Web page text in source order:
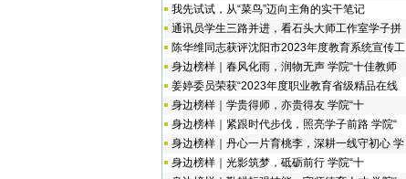
我先试试，从“菜鸟”迈向主角的实干笔记
通讯员学生三路并进，看石头大师工作室学子拼
陈华维同志获评沈阳市2023年度教育系统宣传工
身边榜样｜春风化雨，润物无声 学院“十佳教师
姜婷委员荣获“2023年度职业教育省级精品在线
身边榜样｜学贵得师，亦贵得友 学院“十
身边榜样｜紧跟时代步伐，照亮学子前路 学院“
身边榜样｜丹心一片育桃李，深耕一线守初心 学
身边榜样｜光影筑梦，砥砺前行 学院“十